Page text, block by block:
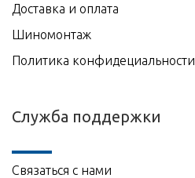
Доставка и оплата
Шиномонтаж
Политика конфидециальности
Служба поддержки
Связаться с нами